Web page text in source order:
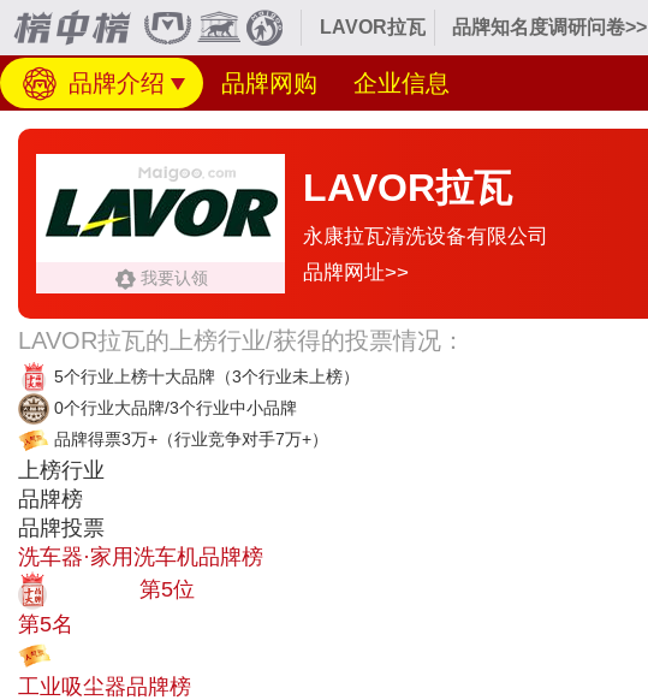
LAVOR拉瓦 品牌知名度调研问卷>>
品牌介绍 品牌网购 企业信息
我要认领
LAVOR拉瓦
永康拉瓦清洗设备有限公司
品牌网址>>
LAVOR拉瓦的上榜行业/获得的投票情况：
5个行业上榜十大品牌 （3个行业未上榜）
0个行业大品牌/3个行业中小品牌
品牌得票3万+ （行业竞争对手7万+）
上榜行业
品牌榜
品牌投票
洗车器·家用洗车机品牌榜
第5位
第5名
工业吸尘器品牌榜